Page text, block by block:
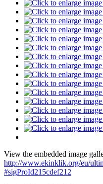
View the embedded image
http://www.ekinklik.org/eu/
#sigProId215cdef212